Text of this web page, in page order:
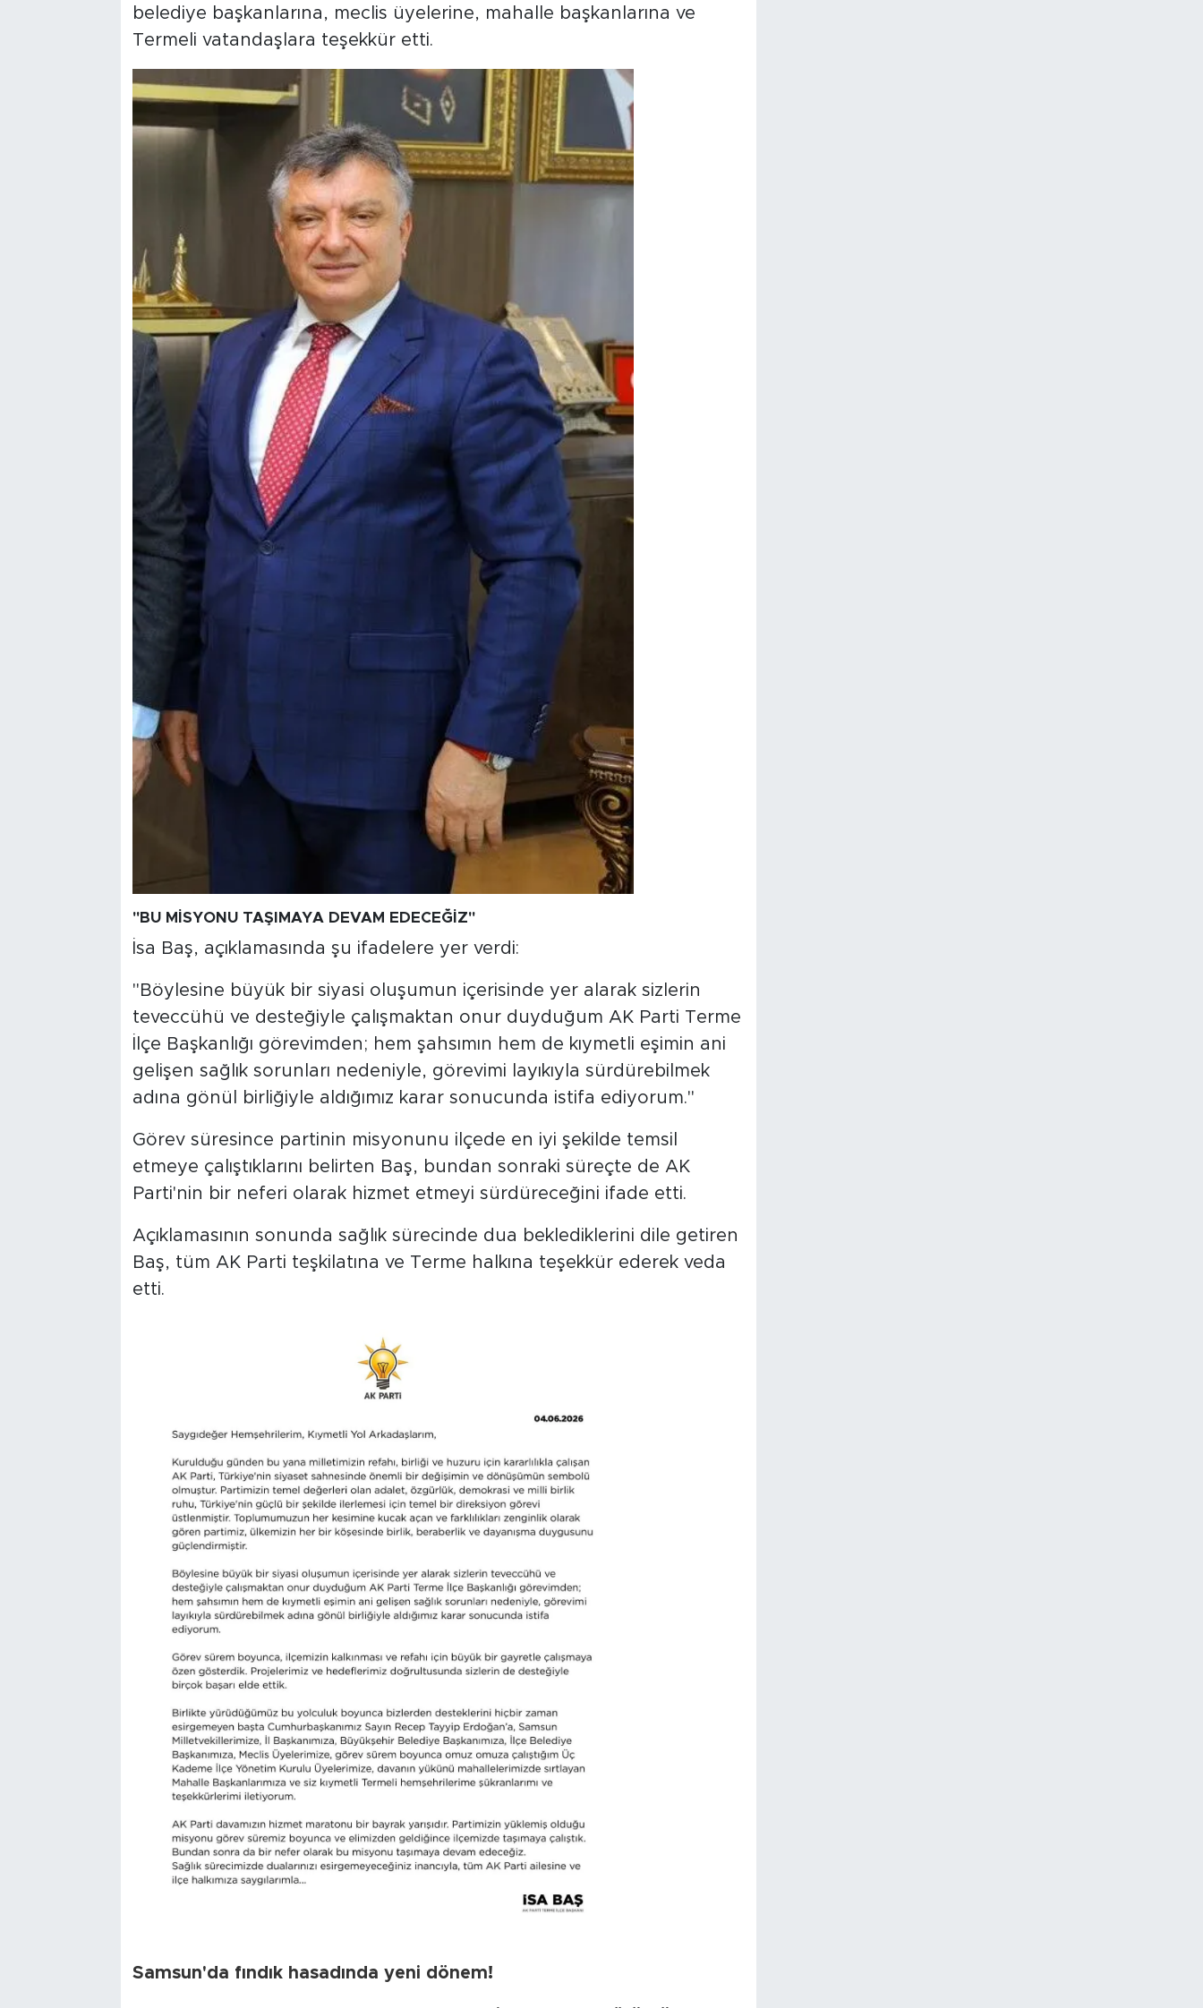
belediye başkanlarına, meclis üyelerine, mahalle başkanlarına ve
Termeli vatandaşlara teşekkür etti.
"BU MİSYONU TAŞIMAYA DEVAM EDECEĞİZ"
İsa Baş, açıklamasında şu ifadelere yer verdi:
"Böylesine büyük bir siyasi oluşumun içerisinde yer alarak sizlerin
teveccühü ve desteğiyle çalışmaktan onur duyduğum AK Parti Terme
İlçe Başkanlığı görevimden; hem şahsımın hem de kıymetli eşimin ani
gelişen sağlık sorunları nedeniyle, görevimi layıkıyla sürdürebilmek
adına gönül birliğiyle aldığımız karar sonucunda istifa ediyorum."
Görev süresince partinin misyonunu ilçede en iyi şekilde temsil
etmeye çalıştıklarını belirten Baş, bundan sonraki süreçte de AK
Parti'nin bir neferi olarak hizmet etmeyi sürdüreceğini ifade etti.
Açıklamasının sonunda sağlık sürecinde dua beklediklerini dile getiren
Baş, tüm AK Parti teşkilatına ve Terme halkına teşekkür ederek veda
etti.
Samsun'da fındık hasadında yeni dönem!